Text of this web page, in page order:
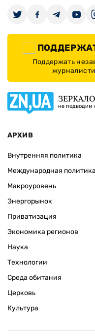
Поддержать
не подводим
АРХИВ
Внутренняя политика
Международная политика
Макроуровень
Энергорынок
Приватизация
Экономика регионов
Наука
Технологии
Среда обитания
Церковь
Культура